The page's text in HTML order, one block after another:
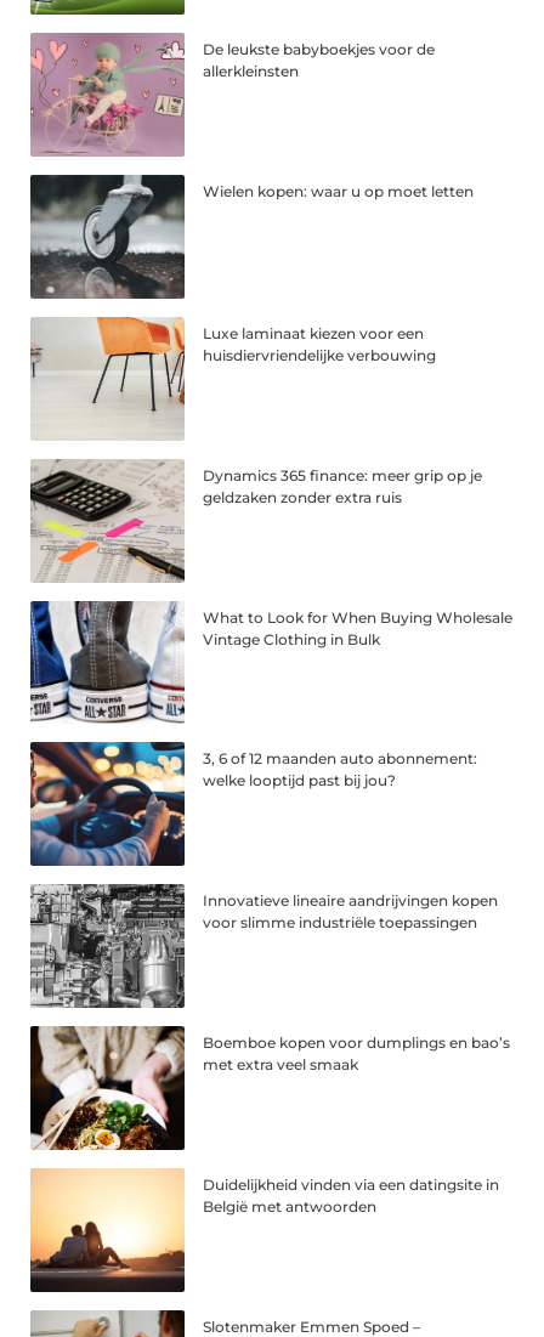
De leukste babyboekjes voor de
allerkleinsten
Wielen kopen: waar u op moet letten
Luxe laminaat kiezen voor een
huisdiervriendelijke verbouwing
Dynamics 365 finance: meer grip op je
geldzaken zonder extra ruis
What to Look for When Buying Wholesale
Vintage Clothing in Bulk
3, 6 of 12 maanden auto abonnement:
welke looptijd past bij jou?
Innovatieve lineaire aandrijvingen kopen
voor slimme industriële toepassingen
Boemboe kopen voor dumplings en bao’s
met extra veel smaak
Duidelijkheid vinden via een datingsite in
België met antwoorden
Slotenmaker Emmen Spoed –